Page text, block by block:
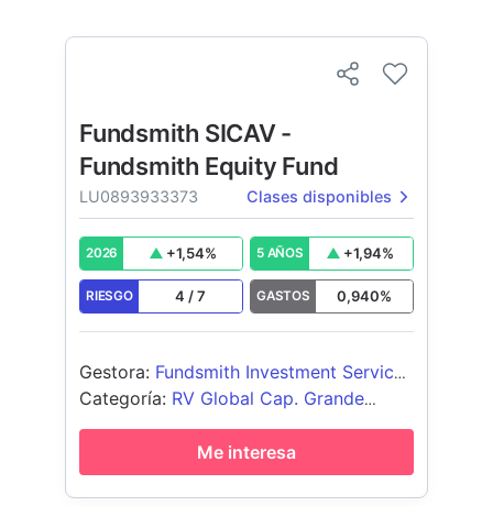
Fundsmith SICAV -
Fundsmith Equity Fund
LU0893933373 Clases disponibles
2026 +1,54% 5 AÑOS +1,94%
RIESGO 4 /7 GASTOS 0,940%
Gestora: Fundsmith Investment Services
Limited
Categoría: RV Global Cap. Grande
Growth
Me interesa